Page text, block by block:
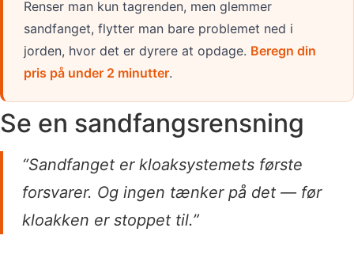
Renser man kun tagrenden, men glemmer
sandfanget, flytter man bare problemet ned i
jorden, hvor det er dyrere at opdage. Beregn din
pris på under 2 minutter.
Se en sandfangsrensning
“Sandfanget er kloaksystemets første
forsvarer. Og ingen tænker på det — før
kloakken er stoppet til.”